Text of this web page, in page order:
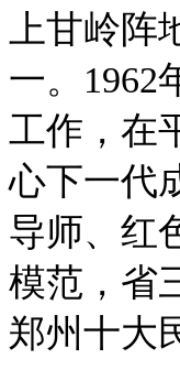
上甘岭
一。1962
工作，在
心下一代
导师、红
模范，省
郑州十大